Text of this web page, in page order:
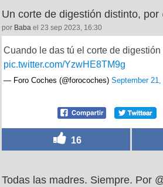
Un corte de digestión distinto, por
por Baba el 23 sep 2023, 16:30
Cuando le das tú el corte de digestión
pic.twitter.com/YzwHE8TM9g
— Foro Coches (@forocoches) September 21,
16
Todas las madres. Siempre. Por